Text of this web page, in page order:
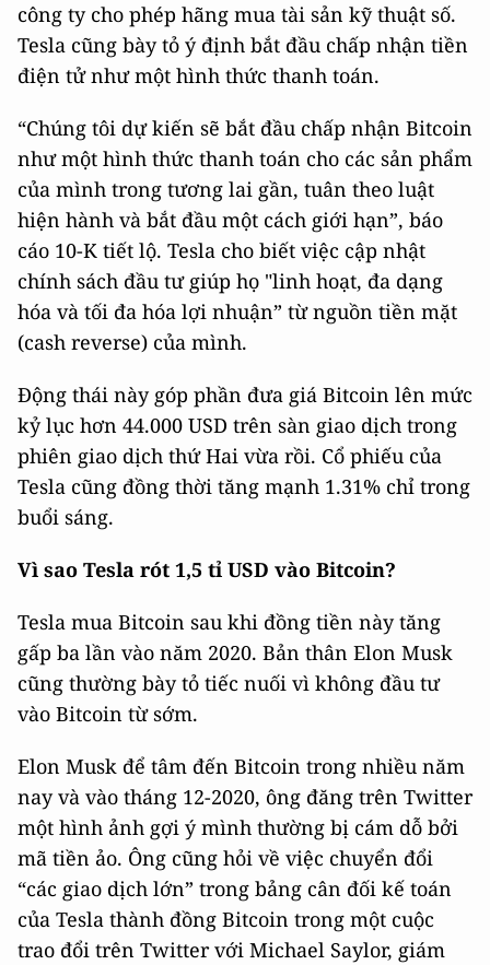
công ty cho phép hãng mua tài sản kỹ thuật số.
Tesla cũng bày tỏ ý định bắt đầu chấp nhận tiền
điện tử như một hình thức thanh toán.
“Chúng tôi dự kiến ​​sẽ bắt đầu chấp nhận Bitcoin
như một hình thức thanh toán cho các sản phẩm
của mình trong tương lai gần, tuân theo luật
hiện hành và bắt đầu một cách giới hạn”, báo
cáo 10-K tiết lộ. Tesla cho biết việc cập nhật
chính sách đầu tư giúp họ "linh hoạt, đa dạng
hóa và tối đa hóa lợi nhuận” từ nguồn tiền mặt
(cash reverse) của mình.
Động thái này góp phần đưa giá Bitcoin lên mức
kỷ lục hơn 44.000 USD trên sàn giao dịch trong
phiên giao dịch thứ Hai vừa rồi. Cổ phiếu của
Tesla cũng đồng thời tăng mạnh 1.31% chỉ trong
buổi sáng.
Vì sao Tesla rót 1,5 tỉ USD vào Bitcoin?
Tesla mua Bitcoin sau khi đồng tiền này tăng
gấp ba lần vào năm 2020. Bản thân Elon Musk
cũng thường bày tỏ tiếc nuối vì không đầu tư
vào Bitcoin từ sớm.
Elon Musk để tâm đến Bitcoin trong nhiều năm
nay và vào tháng 12-2020, ông đăng trên Twitter
một hình ảnh gợi ý mình thường bị cám dỗ bởi
mã tiền ảo. Ông cũng hỏi về việc chuyển đổi
“các giao dịch lớn” trong bảng cân đối kế toán
của Tesla thành đồng Bitcoin trong một cuộc
trao đổi trên Twitter với Michael Saylor, giám